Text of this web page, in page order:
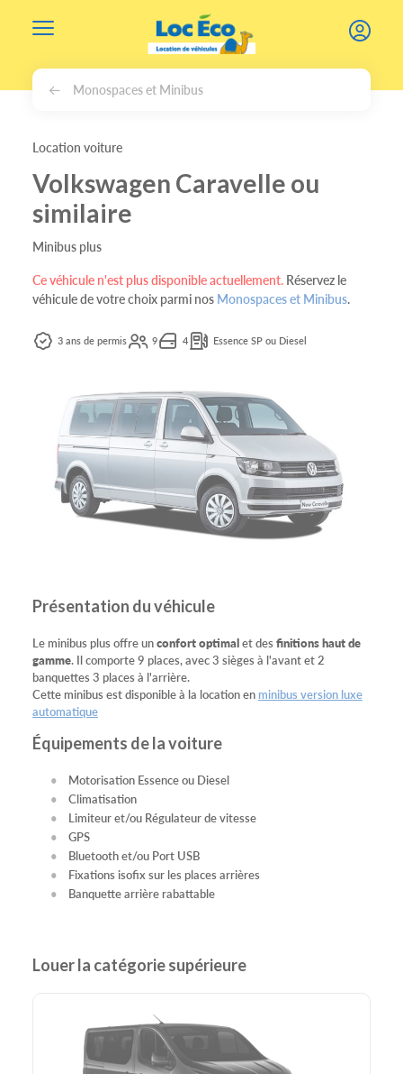
Monospaces et Minibus
Location voiture
Volkswagen Caravelle ou
similaire
Minibus plus
Ce véhicule n'est plus disponible actuellement. Réservez le
véhicule de votre choix parmi nos Monospaces et Minibus.
3 ans de permis 9 4 Essence SP ou Diesel
Présentation du véhicule
Le minibus plus offre unconfort optimalet des finitions haut de
gamme. Il comporte 9 places, avec 3 sièges à l'avant et 2
banquettes 3 places à l'arrière.
Cette minibus est disponible à la location en minibus version luxe
automatique
Équipements de la voiture
Motorisation Essence ou Diesel
Climatisation
Limiteur et/ou Régulateur de vitesse
GPS
Bluetooth et/ou Port USB
Fixations isofix sur les places arrières
Banquette arrière rabattable
Louer la catégorie supérieure